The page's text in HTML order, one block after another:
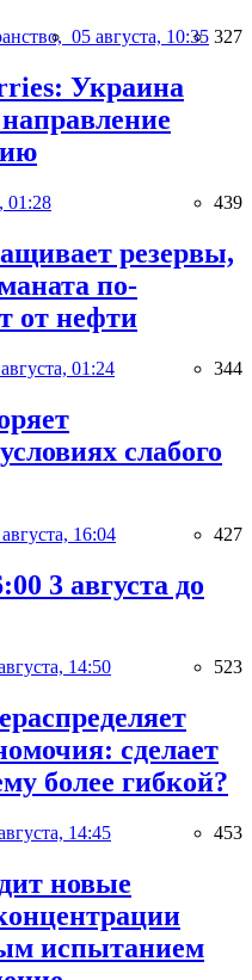
05 августа, 10:35 327
Украина
01:28 439
резервы,
по-
от нефти
01:24 344
слабого
16:04 427
3 августа до
14:50 523
сделает
более гибкой?
14:45 453
новые
испытанием